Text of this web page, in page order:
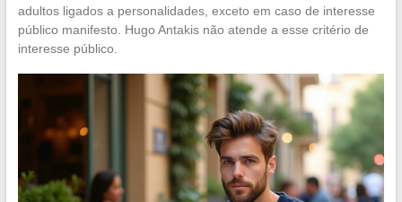
adultos ligados a personalidades, exceto em caso de interesse
público manifesto. Hugo Antakis não atende a esse critério de
interesse público.